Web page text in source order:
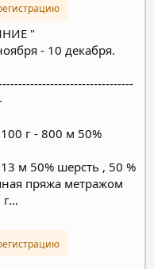
"
- 10 декабря.
г - 800 м 50%
м 50% шерсть , 50 %
пряжа метражом